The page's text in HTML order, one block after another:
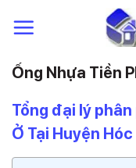
đến
dungỐng Nhựa Tiền
Tổng đại lý
Ở Tại Huyện